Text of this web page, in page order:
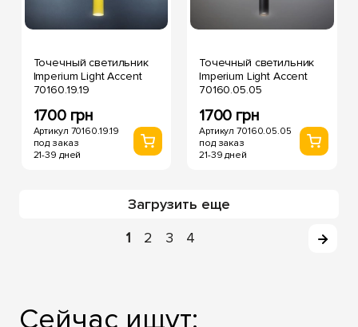
Точечный светильник
Imperium Light Accent
70160.19.19
1700 грн
Артикул 70160.19.19
под заказ
21-39 дней
Точечный светильник
Imperium Light Accent
70160.05.05
1700 грн
Артикул 70160.05.05
под заказ
21-39 дней
Загрузить еще
1
2 3 4
Сейчас ищут: